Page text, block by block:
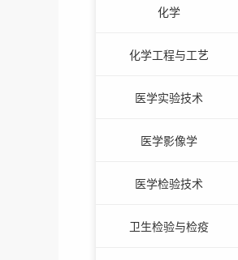
化学
化学工程与工艺
医学实验技术
医学影像学
医学检验技术
卫生检验与检疫